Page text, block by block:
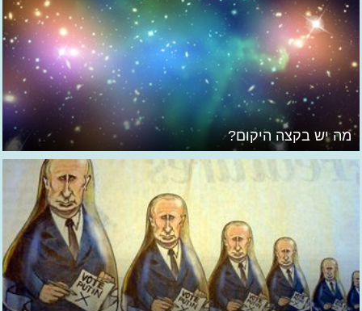
מה יש בקצה היקום?